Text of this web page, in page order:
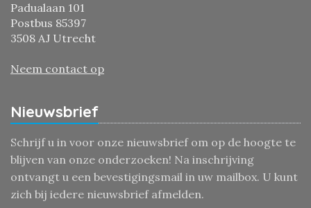
Padualaan 101
Postbus 85397
3508 AJ Utrecht
Neem contact op
Nieuwsbrief
Schrijf u in voor onze nieuwsbrief om op de hoogte te
blijven van onze onderzoeken! Na inschrijving
ontvangt u een bevestigingsmail in uw mailbox. U kunt
zich bij iedere nieuwsbrief afmelden.